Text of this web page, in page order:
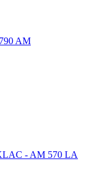
AM
- AM 570 LA